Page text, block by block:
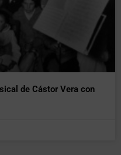
de Cástor Vera con